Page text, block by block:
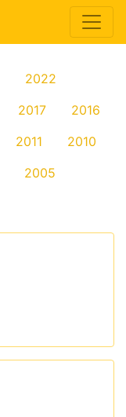
2022
2017
2016
2011
2010
2005